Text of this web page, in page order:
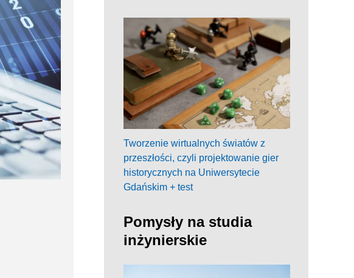
Tworzenie wirtualnych światów z
przeszłości, czyli projektowanie gier
historycznych na Uniwersytecie
Gdańskim + test
Pomysły na studia
inżynierskie